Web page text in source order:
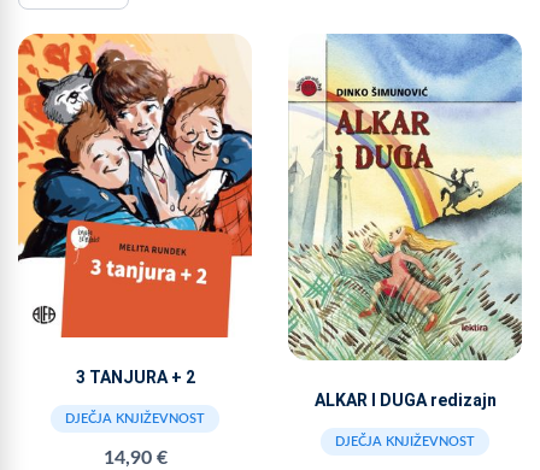
3 TANJURA + 2
DJEČJA KNJIŽEVNOST
14,90 €
ALKAR I DUGA redizajn
DJEČJA KNJIŽEVNOST